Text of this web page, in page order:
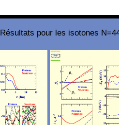
Résultats pour les isotones